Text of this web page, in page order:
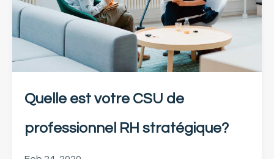
Quelle est votre CSU de
professionnel RH stratégique?